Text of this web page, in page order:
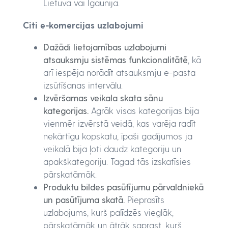
Lietuvā vai Igaunijā.
Citi e-komercijas uzlabojumi
Dažādi lietojamības uzlabojumi
atsauksmju sistēmas funkcionalitātē , kā
arī iespēja norādīt atsauksmju e-pasta
izsūtīšanas intervālu.
Izvēršamas veikala skata sānu
kategorijas. Agrāk visas kategorijas bija
vienmēr izvērstā veidā, kas varēja radīt
nekārtīgu kopskatu, īpaši gadījumos ja
veikalā bija ļoti daudz kategoriju un
apakškategoriju. Tagad tās izskatīsies
pārskatāmāk.
Produktu bildes pasūtījumu pārvaldniekā
un pasūtījuma skatā. Pieprasīts
uzlabojums, kurš palīdzēs vieglāk,
pārskatāmāk un ātrāk saprast, kurš